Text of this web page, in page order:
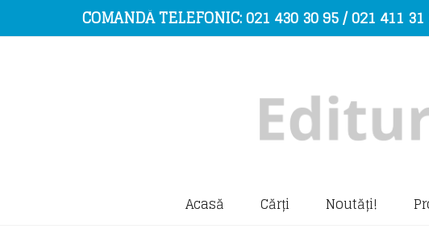
COMANDĂ TELEFONIC: 021 430 30 95 / 021 411
Acasă Cărți Noutăți!